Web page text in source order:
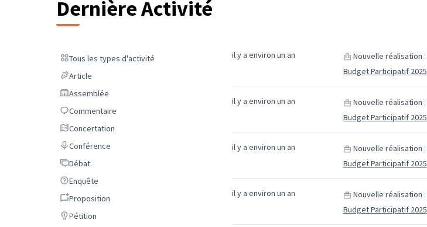
Dernière Activité
Tous les types d'activité
Tous les types d'activité
ArticleArticle
Assemblée
Assemblée
Commentaire
Commentaire
Concertation
Concertation
Conférence
Conférence
DébatDébat
Enquête
Enquête
Proposition
Proposition
Pétition
Pétition
il y a environ un an Nouvelle réalisation :
Budget Participatif 2025
il y a environ un an Nouvelle réalisation :
Budget Participatif 2025
il y a environ un an Nouvelle réalisation :
Budget Participatif 2025
il y a environ un an Nouvelle réalisation :
Budget Participatif 2025